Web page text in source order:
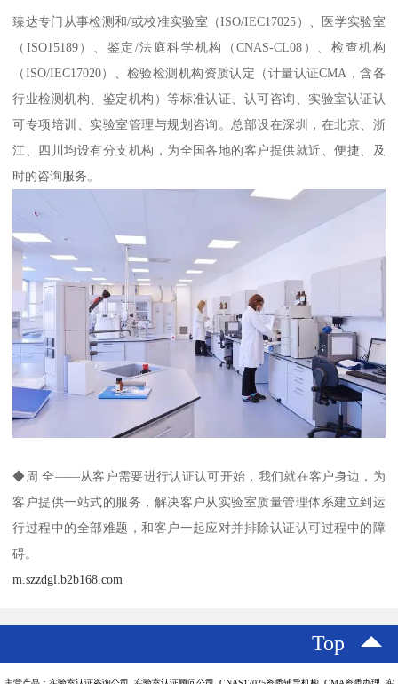
臻达专门从事检测和/或校准实验室（ISO/IEC17025）、医学实验室
（ISO15189）、鉴定/法庭科学机构（CNAS-CL08）、检查机构
（ISO/IEC17020）、检验检测机构资质认定（计量认证CMA，含各
行业检测机构、鉴定机构）等标准认证、认可咨询、实验室认证认
可专项培训、实验室管理与规划咨询。总部设在深圳，在北京、浙
江、四川均设有分支机构，为全国各地的客户提供就近、便捷、及
时的咨询服务。
◆周 全——从客户需要进行认证认可开始，我们就在客户身边，为
客户提供一站式的服务，解决客户从实验室质量管理体系建立到运
行过程中的全部难题，和客户一起应对并排除认证认可过程中的障
碍。
m.szzdgl.b2b168.com
Top